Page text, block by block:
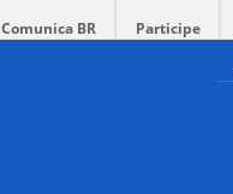
Comunica BR Participe